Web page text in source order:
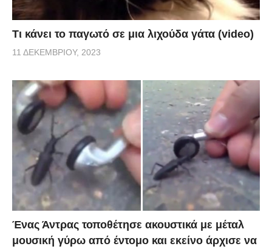
Τι κάνει το παγωτό σε μια λιχούδα γάτα (video)
11 ΔΕΚΕΜΒΡΊΟΥ, 2023
Ένας Άντρας τοποθέτησε ακουστικά με μέταλ
μουσική γύρω από έντομο και εκείνο άρχισε να